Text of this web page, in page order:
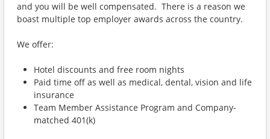
and you will be well compensated. There is a reason we
boast multiple top employer awards across the country.
We offer:
Hotel discounts and free room nights
Paid time off as well as medical, dental, vision and life
insurance
Team Member Assistance Program and Company-
matched 401(k)